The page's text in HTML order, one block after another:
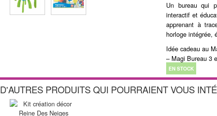
Un bureau qui
interactif et
apprenant à
horloge intégrée,
Idée cadeau au
– Magi Bureau 3
EN STOCK
D'AUTRES PRODUITS QUI POURRAIENT VOUS